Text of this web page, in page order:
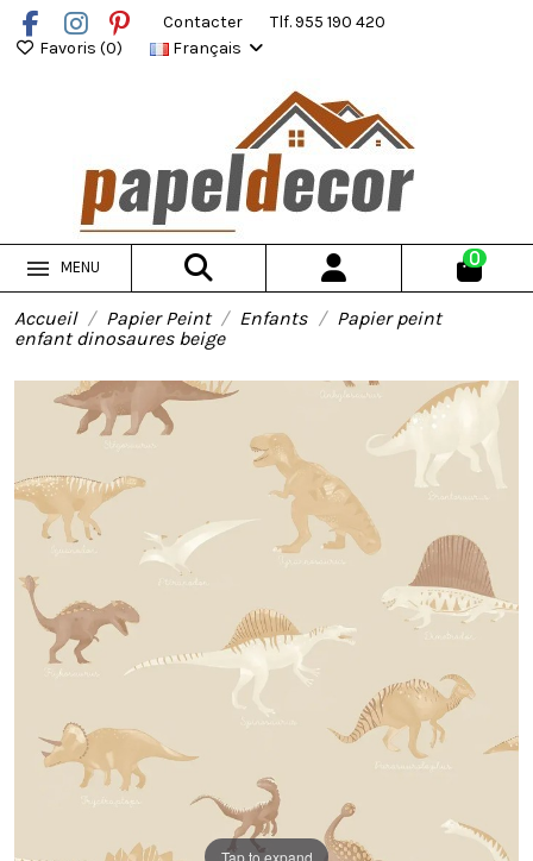
Contacter
Tlf. 955 190 420
Favoris (0) Français
MENU 0
Accueil Papier Peint Enfants
Papier peint
enfant dinosaures beige
Tap to expand